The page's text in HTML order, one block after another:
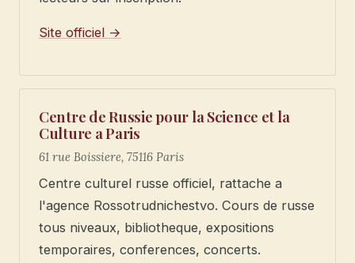
Site officiel →
Centre de Russie pour la Science et la
Culture a Paris
61 rue Boissiere, 75116 Paris
Centre culturel russe officiel, rattache a
l'agence Rossotrudnichestvo. Cours de russe
tous niveaux, bibliotheque, expositions
temporaires, conferences, concerts.